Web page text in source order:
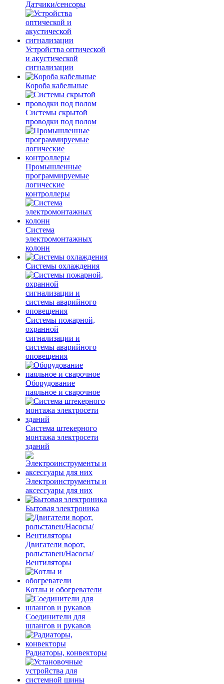
Датчики/сенсоры
Устройства оптической
и акустической
сигнализации
Короба кабельные
Системы скрытой
проводки под полом
Промышленные
программируемые
логические
контроллеры
Система
электромонтажных
колонн
Системы охлаждения
Системы пожарной,
охранной
сигнализации и
системы аварийного
оповещения
Оборудование
паяльное и сварочное
Система штекерного
монтажа электросети
зданий
Электроинструменты и
аксессуары для них
Бытовая электроника
Двигатели ворот,
рольставен/Насосы/
Вентиляторы
Котлы и обогреватели
Соединители для
шлангов и рукавов
Радиаторы, конвекторы